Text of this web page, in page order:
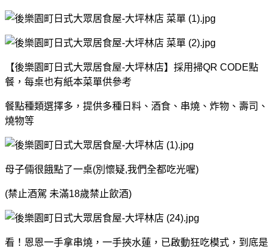
【後樂園町日式大眾居食屋-大坪林店】採用掃QR CODE點
餐，每桌也有紙本菜單供參考
餐點種類選擇多，提供多種日料、酒食、串燒、炸物、壽司、
燒物等
母子倆很餓點了一桌(別懷疑,我們全都吃光喔)
(禁止酒駕 未滿18歲禁止飲酒)
看！恩恩一手拿串燒，一手挾水蓮，已啟動狂吃模式，到底是